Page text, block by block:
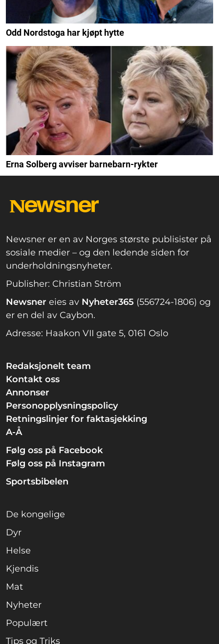
Odd Nordstoga har kjøpt hytte
Erna Solberg avviser barnebarn-rykter
Newsner er en av Norges største publisister på
sosiale medier – og den ledende siden for
underholdningsnyheter.
Publisher: Christian Ström
Newsner eies av Nyheter365 (556724-1806) og
er en del av Caybon.
Adresse: Haakon VII gate 5, 0161 Oslo
Redaksjonelt team
Kontakt oss
Annonser
Personopplysningspolicy
Retningslinjer for faktasjekking
A-Å
Følg oss på Facebook
Følg oss på Instagram
Sportsbibelen
De kongelige
Dyr
Helse
Kjendis
Mat
Nyheter
Populært
Tips og Triks